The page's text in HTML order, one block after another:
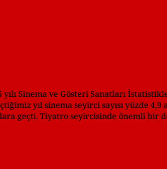
Sinema ve Gösteri Sanatları
yıl sinema seyirci sayısı yüzde
geçti. Tiyatro seyircisinde önemli bir